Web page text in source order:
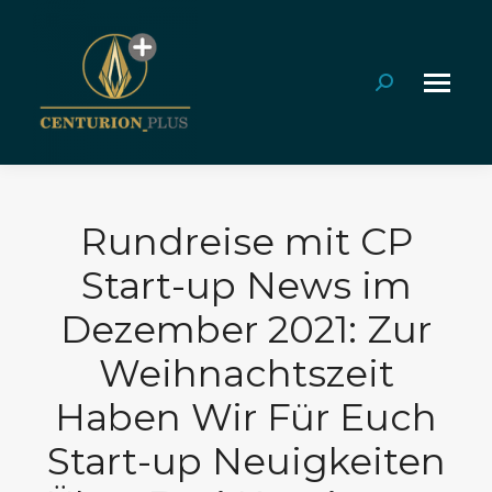
Search:
Rundreise mit CP
Start-up News im
Dezember 2021: Zur
Weihnachtszeit
Haben Wir Für Euch
Start-up Neuigkeiten